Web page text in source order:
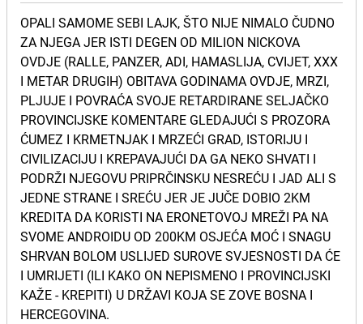
OPALI SAMOME SEBI LAJK, ŠTO NIJE NIMALO ČUDNO
ZA NJEGA JER ISTI DEGEN OD MILION NICKOVA
OVDJE (RALLE, PANZER, ADI, HAMASLIJA, CVIJET, XXX
I METAR DRUGIH) OBITAVA GODINAMA OVDJE, MRZI,
PLJUJE I POVRAĆA SVOJE RETARDIRANE SELJAČKO
PROVINCIJSKE KOMENTARE GLEDAJUĆI S PROZORA
ĆUMEZ I KRMETNJAK I MRZEĆI GRAD, ISTORIJU I
CIVILIZACIJU I KREPAVAJUĆI DA GA NEKO SHVATI I
PODRŽI NJEGOVU PRIPRČINSKU NESREĆU I JAD ALI S
JEDNE STRANE I SREĆU JER JE JUČE DOBIO 2KM
KREDITA DA KORISTI NA ERONETOVOJ MREŽI PA NA
SVOME ANDROIDU OD 200KM OSJEĆA MOĆ I SNAGU
SHRVAN BOLOM USLIJED SUROVE SVJESNOSTI DA ĆE
I UMRIJETI (ILI KAKO ON NEPISMENO I PROVINCIJSKI
KAŽE - KREPITI) U DRŽAVI KOJA SE ZOVE BOSNA I
HERCEGOVINA.